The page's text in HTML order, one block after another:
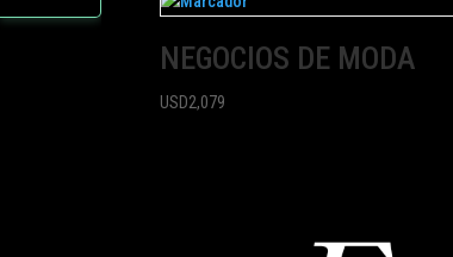
NEGOCIOS DE MODA
USD2,079